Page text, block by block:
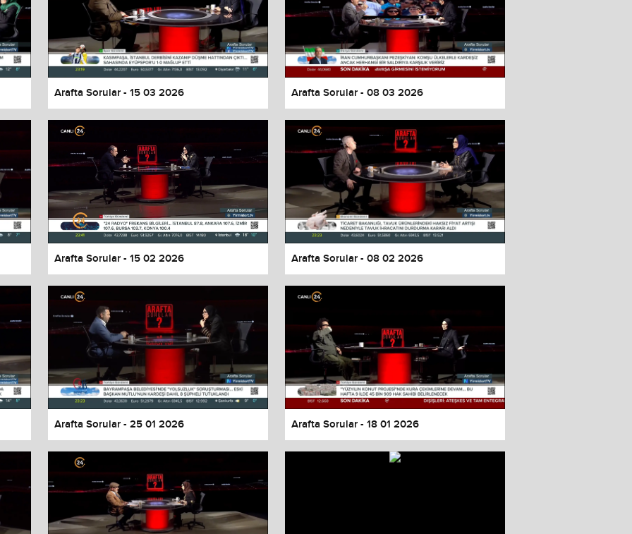
Arafta Sorular - 15 03 2026 Arafta Sorular - 08 03 2026
Arafta Sorular - 15 02 2026 Arafta Sorular - 08 02 2026
Arafta Sorular - 25 01 2026 Arafta Sorular - 18 01 2026